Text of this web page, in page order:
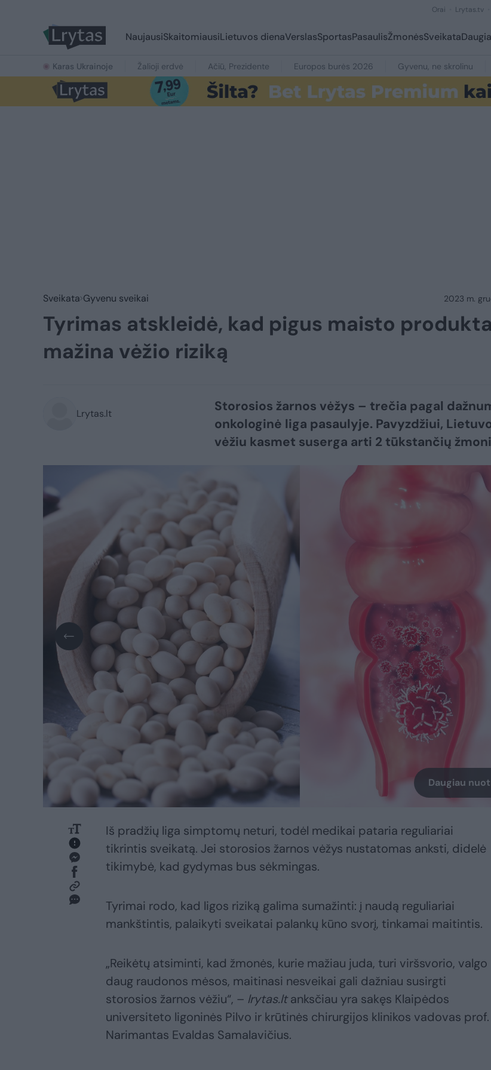
Orai Lrytas.tv
NaujausiSkaitomiausiLietuvos dienaVerslasSportasPasaulisŽmonėsSveikata
Karas Ukrainoje Žalioji erdvė Ačiū, Prezidente Europos burės 2026 Gyvenu, ne skrolinu
Sveikata Gyvenu sveikai 2023 m.
Tyrimas atskleidė, kad pigus maisto
mažina vėžio riziką
Lrytas.lt
Storosios žarnos vėžys – trečia pagal
onkologinė liga pasaulyje. Pavyzdžiui,
vėžiu kasmet suserga arti 2 tūkstančių
Daugiau
Iš pradžių liga simptomų neturi, todėl medikai pataria reguliariai
tikrintis sveikatą. Jei storosios žarnos vėžys nustatomas anksti, didelė
tikimybė, kad gydymas bus sėkmingas.
Tyrimai rodo, kad ligos riziką galima sumažinti: į naudą reguliariai
mankštintis, palaikyti sveikatai palankų kūno svorį, tinkamai maitintis.
„Reikėtų atsiminti, kad žmonės, kurie mažiau juda, turi viršsvorio, valgo
daug raudonos mėsos, maitinasi nesveikai gali dažniau susirgti
storosios žarnos vėžiu“, – lrytas.ltanksčiau yra sakęs Klaipėdos
universiteto ligoninės Pilvo ir krūtinės chirurgijos klinikos vadovas prof.
Narimantas Evaldas Samalavičius.